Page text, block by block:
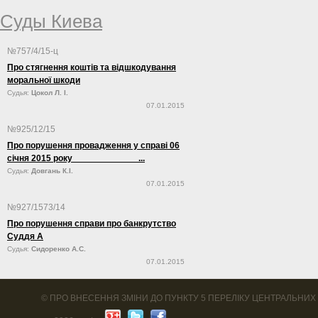
Суды Киева
№757/4/15-ц
Про стягнення коштів та відшкодування
моральної шкоди
Судья: Цокол Л. І.
07.01.2015
№925/12/15
Про порушення провадження у справі 06
січня 2015 року ...
Судья: Довгань К.І.
07.01.2015
№927/1573/14
Про порушення справи про банкрутство
Суддя А
Судья: Сидоренко А.С.
07.01.2015
© ПРО ВНЕСЕННЯ ЗМІНИ ДО ПУНКТУ 5 ПЕРЕЛІКУ ЦЕНТРАЛЬНИХ